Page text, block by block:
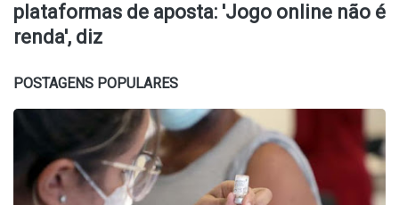
plataformas de aposta: 'Jogo online não é
renda', diz
POSTAGENS POPULARES